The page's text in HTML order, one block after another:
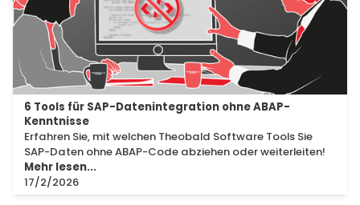
6 Tools für SAP-Datenintegration ohne ABAP-
Kenntnisse
Erfahren Sie, mit welchen Theobald Software Tools Sie
SAP-Daten ohne ABAP-Code abziehen oder weiterleiten!
Mehr lesen...
17/2/2026